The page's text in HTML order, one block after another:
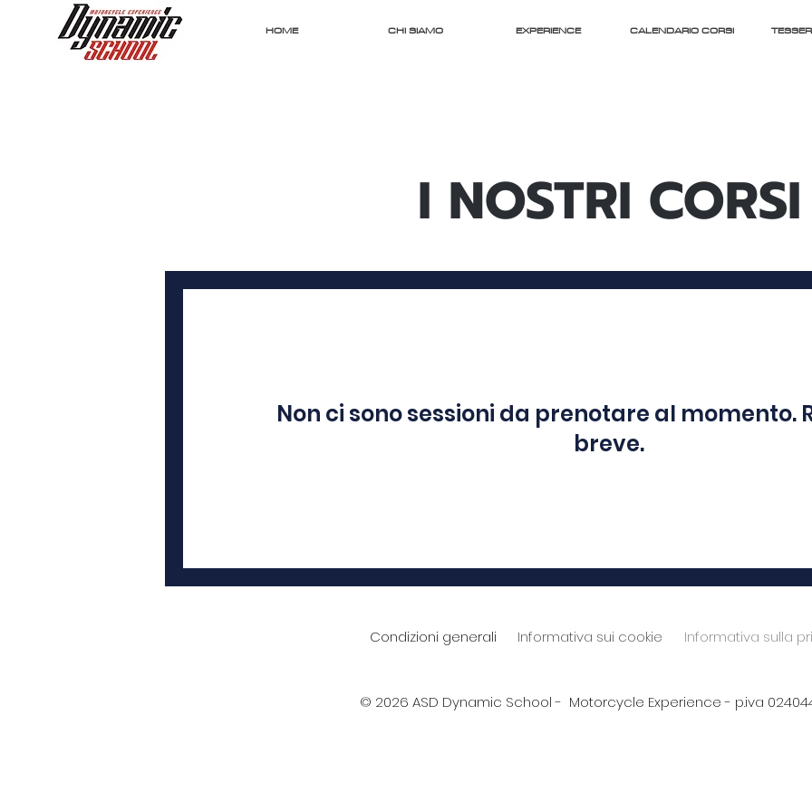
HOME CHI SIAMO EXPERIENCE CALENDARIO CORSI
I NOSTRI CORSI
Non ci sono sessioni da prenotare al momento.
breve.
Condizioni generali Informativa sui cookie Informativa sulla
© 2026 ASD Dynamic School - Motorcycle Experience - p.iva